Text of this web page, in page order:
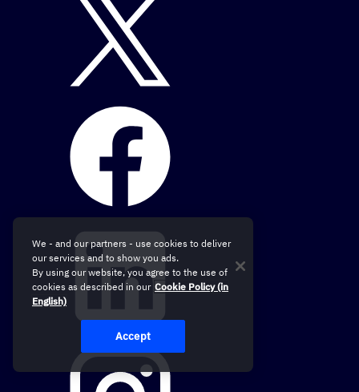
We - and our partners - use cookies to deliver
our services and to show you ads.
By using our website, you agree to the use of
cookies as described in our Cookie Policy (in
English)
Accept